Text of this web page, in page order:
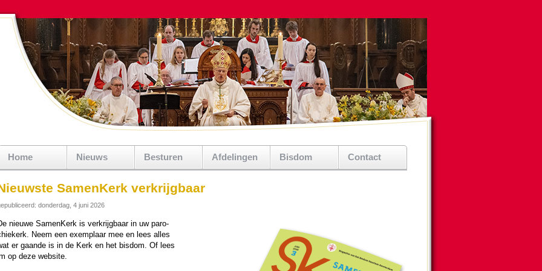
Home Nieuws Besturen Afdelingen Bisdom Contact
SamenKerk verkrijgbaar
donderdag, 4 juni 2026
nieuwe SamenKerk is verkrijg­baar in uw paro­
Neem een exemplaar mee en lees alles
er gaande is in de Kerk en het bisdom. Of lees
op deze web­si­te.